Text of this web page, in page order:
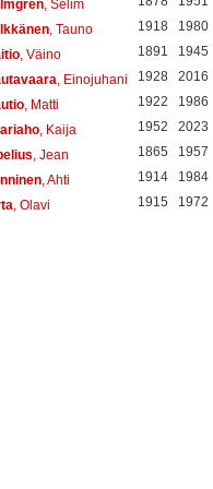
, Selim
, Tauno 1918 1980
, Väino 1891 1945
, Einojuhani 1928 2016
, Matti 1922 1986
, Kaija 1952 2023
, Jean 1865 1957
, Ahti 1914 1984
, Olavi 1915 1972